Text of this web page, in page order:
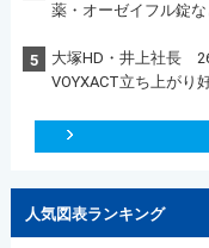
薬・オーゼイフル錠
5
大塚HD・井上社長
VOYXACT立ち上がり
人気図表ランキング